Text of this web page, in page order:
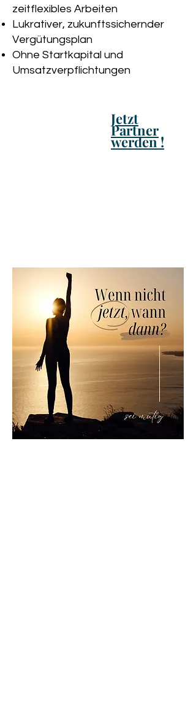
zeitflexibles Arbeiten
Lukrativer, zukunftssichernder
Vergütungsplan
Ohne Startkapital und
Umsatzverpflichtungen
Jetzt
Partner
werden !